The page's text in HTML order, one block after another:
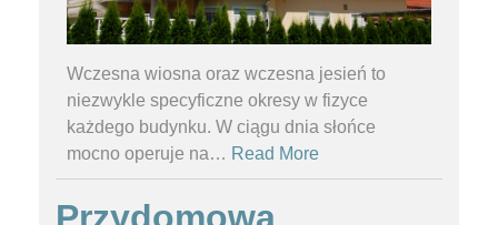
Wczesna wiosna oraz wczesna jesień to
niezwykle specyficzne okresy w fizyce
każdego budynku. W ciągu dnia słońce
mocno operuje na… Read More